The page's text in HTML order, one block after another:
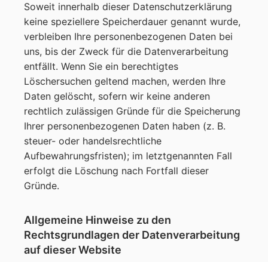
Soweit innerhalb dieser Datenschutzerklärung
keine speziellere Speicherdauer genannt wurde,
verbleiben Ihre personenbezogenen Daten bei
uns, bis der Zweck für die Datenverarbeitung
entfällt. Wenn Sie ein berechtigtes
Löschersuchen geltend machen, werden Ihre
Daten gelöscht, sofern wir keine anderen
rechtlich zulässigen Gründe für die Speicherung
Ihrer personenbezogenen Daten haben (z. B.
steuer- oder handelsrechtliche
Aufbewahrungsfristen); im letztgenannten Fall
erfolgt die Löschung nach Fortfall dieser
Gründe.
Allgemeine Hinweise zu den
Rechtsgrundlagen der Datenverarbeitung
auf dieser Website